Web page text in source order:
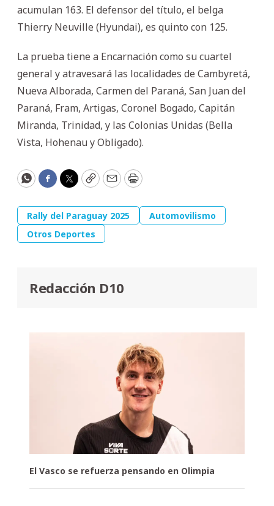
acumulan 163. El defensor del título, el belga
Thierry Neuville (Hyundai), es quinto con 125.
La prueba tiene a Encarnación como su cuartel
general y atravesará las localidades de Cambyretá,
Nueva Alborada, Carmen del Paraná, San Juan del
Paraná, Fram, Artigas, Coronel Bogado, Capitán
Miranda, Trinidad, y las Colonias Unidas (Bella
Vista, Hohenau y Obligado).
WhatsApp
Facebook
Twitter
CopyEmailPrint
Rally del Paraguay 2025
Automovilismo
Otros Deportes
Redacción D10
El Vasco se refuerza pensando en Olimpia